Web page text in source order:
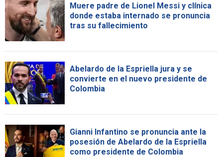
Muere padre de Lionel Messi y clínica
donde estaba internado se pronuncia
tras su fallecimiento
Abelardo de la Espriella jura y se
convierte en el nuevo presidente de
Colombia
Gianni Infantino se pronuncia ante la
posesión de Abelardo de la Espriella
como presidente de Colombia